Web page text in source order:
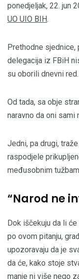
ponedjeljak, 22. jun
UO UIO BIH.
Prethodne
delegacija iz FBiH
su oborili dnevni red.
Od tada, sa obje
naravno da oni sami
Jedni, pa drugi,
raspodjele
međusobnim
“Narod ne
Dok iščekuju da li
po ovom pitanju,
upozoravaju da je
da će, kako stoje
manje ni više nego